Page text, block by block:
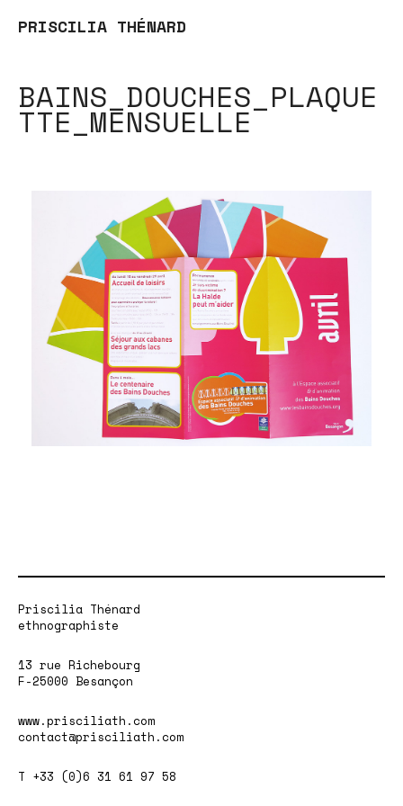
PRISCILIA THÉNARD
BAINS_DOUCHES_PLAQUE
TTE_MENSUELLE
Priscilia Thénard
ethnographiste
13 rue Richebourg
F-25000 Besançon
www.prisciliath.com
contact@prisciliath.com
T +33 (0)6 31 61 97 58